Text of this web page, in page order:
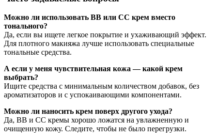
Можно ли использовать BB или CC крем вместо
тонального?
Да, если вы ищете легкое покрытие и ухаживающий эффект.
Для плотного макияжа лучше использовать специальные
тональные средства.
А если у меня чувствительная кожа — какой крем
выбрать?
Ищите средства с минимальным количеством добавок, без
ароматизаторов и с успокаивающими компонентами.
Можно ли наносить крем поверх другого ухода?
Да, BB и CC кремы хорошо ложатся на увлажненную и
очищенную кожу. Следите, чтобы не было перегрузки.